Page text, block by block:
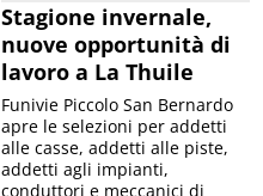
Stagione invernale,
nuove opportunità di
lavoro a La Thuile
Funivie Piccolo San Bernardo
apre le selezioni per addetti
alle casse, addetti alle piste,
addetti agli impianti,
conduttori e meccanici di